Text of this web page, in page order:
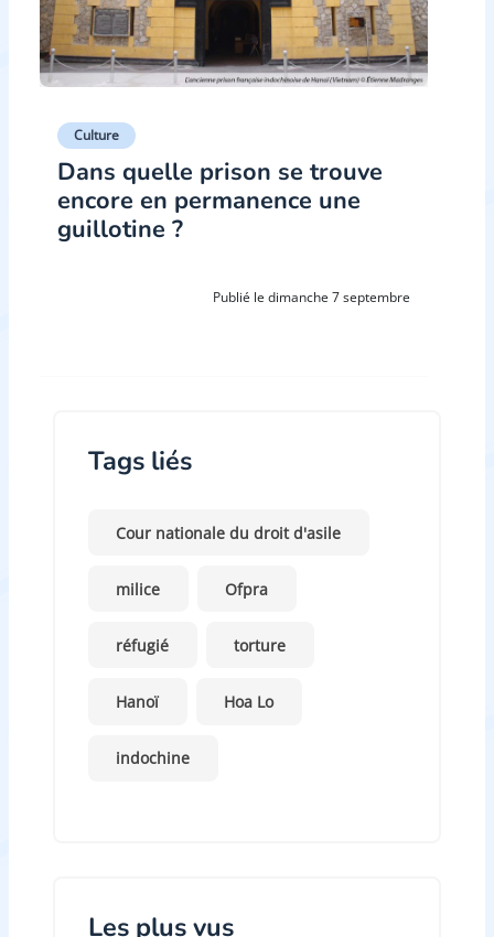
Culture
Dans quelle prison se trouve
encore en permanence une
guillotine ?
Publié le dimanche 7 septembre
Tags liés
Cour nationale du droit d'asile
milice Ofpra
réfugié torture
Hanoï Hoa Lo
indochine
Les plus vus